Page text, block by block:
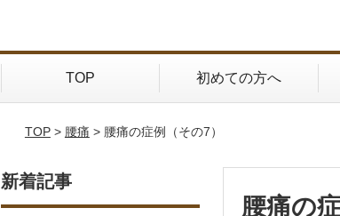
TOP 初めての方へ
TOP> 腰痛 > 腰痛の症例（その7）
腰痛の
新着記事